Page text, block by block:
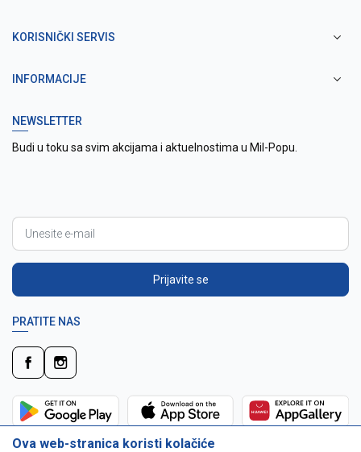
KORISNIČKI SERVIS
INFORMACIJE
NEWSLETTER
Budi u toku sa svim akcijama i aktuelnostima u Mil-Popu.
Prijavite se
PRATITE NAS
Ova web-stranica koristi kolačiće